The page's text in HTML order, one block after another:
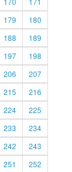
179
180
188
189
197
198
206
207
215
216
224
225
233
234
242
243
251
252